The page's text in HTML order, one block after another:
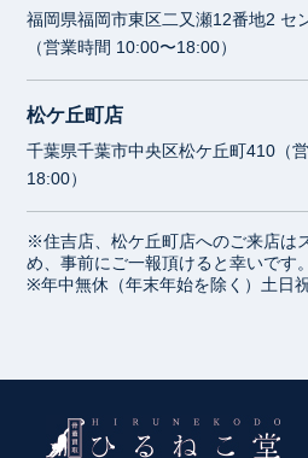
福岡県福岡市東区二又瀬12番地2 セ
（営業時間 10:00〜18:00）
松ケ丘町店
千葉県千葉市中央区松ケ丘町410（
18:00）
※住吉店、松ケ丘町店へのご来店は
め、事前にご一報頂けると幸いです。
※年中無休（年末年始を除く）土日